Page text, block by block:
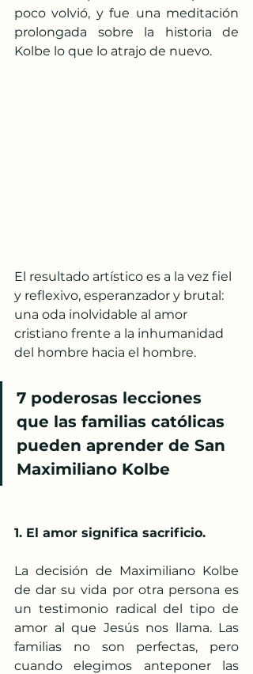
poco volvió, y fue una meditación
prolongada sobre la historia de
Kolbe lo que lo atrajo de nuevo.
El resultado artístico es a la vez fiel
y reflexivo, esperanzador y brutal:
una oda inolvidable al amor
cristiano frente a la inhumanidad
del hombre hacia el hombre.
7 poderosas lecciones
que las familias católicas
pueden aprender de San
Maximiliano Kolbe
1. El amor significa sacrificio.
La decisión de Maximiliano Kolbe
de dar su vida por otra persona es
un testimonio radical del tipo de
amor al que Jesús nos llama. Las
familias no son perfectas, pero
cuando elegimos anteponer las